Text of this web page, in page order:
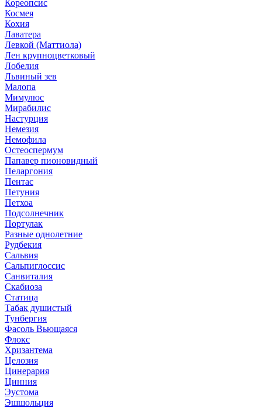
Кореопсис
Космея
Кохия
Лаватера
Левкой (Маттиола)
Лен крупноцветковый
Лобелия
Львиный зев
Малопа
Мимулюс
Мирабилис
Настурция
Немезия
Немофила
Остеоспермум
Папавер пионовидный
Пеларгония
Пентас
Петуния
Петхоа
Подсолнечник
Портулак
Разные однолетние
Рудбекия
Сальвия
Сальпиглоссис
Санвиталия
Скабиоза
Статица
Табак душистый
Тунбергия
Фасоль Вьющаяся
Флокс
Хризантема
Целозия
Цинерария
Цинния
Эустома
Эшшольция